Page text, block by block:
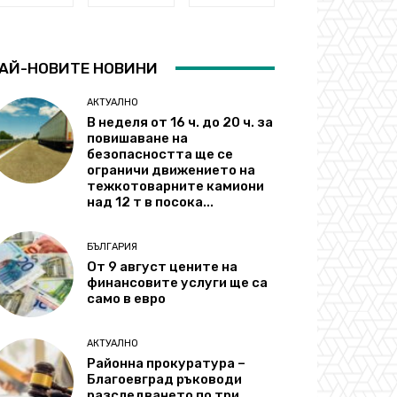
НОВИТЕ НОВИНИ
АКТУАЛНО
В неделя от 16 ч. до 20 ч. за
повишаване на
безопасността ще се
ограничи движението на
тежкотоварните камиони
над 12 т в посока...
БЪЛГАРИЯ
От 9 август цените на
финансовите услуги ще са
само в евро
АКТУАЛНО
Районна прокуратура –
Благоевград ръководи